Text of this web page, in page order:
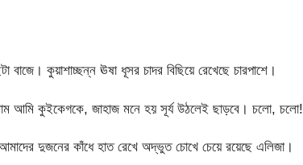
কুয়াশাচ্ছন্ন ঊষা ধূসর চাদর বিছিয়ে রেখেছে চারপাশে।
আমি কুইকেগকে, জাহাজ মনে হয় সূর্য উঠলেই ছাড়বে। চলো, চলো!
দুজনের কাঁধে হাত রেখে অদ্ভুত চোখে চেয়ে রয়েছে এলিজা।